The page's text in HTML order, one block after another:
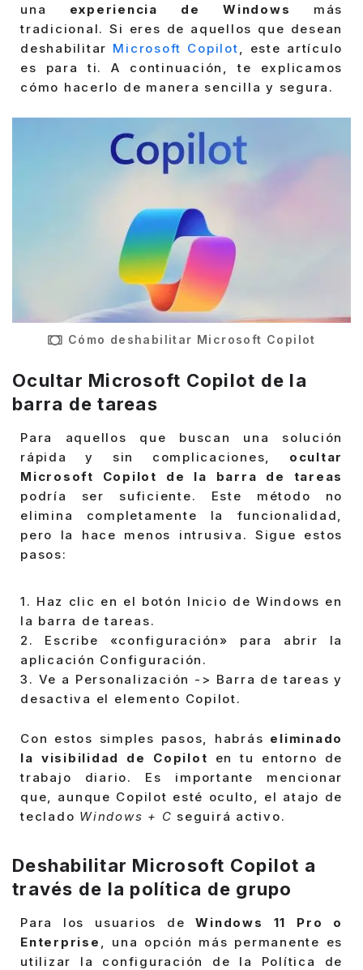
una experiencia de Windows
más
tradicional. Si eres de aquellos que desean
deshabilitar Microsoft Copilot, este artículo
es para ti. A continuación, te explicamos
cómo hacerlo de manera sencilla y segura.
Cómo deshabilitar Microsoft Copilot
Ocultar Microsoft Copilot de la
barra de tareas
Para aquellos que buscan una solución
rápida y sin complicaciones, ocultar
Microsoft Copilot de la barra de tareas
podría ser suficiente. Este método no
elimina completamente la funcionalidad,
pero la hace menos intrusiva. Sigue estos
pasos:
1. Haz clic en el botón Inicio de Windows en
la barra de tareas.
2. Escribe «configuración» para abrir la
aplicación Configuración.
3. Ve a Personalización -> Barra de tareas y
desactiva el elemento Copilot.
Con estos simples pasos, habrás eliminado
la visibilidad de Copilot en tu entorno de
trabajo diario. Es importante mencionar
que, aunque Copilot esté oculto, el atajo de
teclado Windows + C seguirá activo.
Deshabilitar Microsoft Copilot a
través de la política de grupo
Para los usuarios deWindows 11 Pro o
Enterprise
, una opción más permanente es
utilizar la configuración de la Política de